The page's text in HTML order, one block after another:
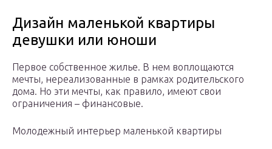
Дизайн маленькой квартиры
девушки или юноши
Первое собственное жилье. В нем воплощаются
мечты, нереализованные в рамках родительского
дома. Но эти мечты, как правило, имеют свои
ограничения – финансовые.
Молодежный интерьер маленькой квартиры